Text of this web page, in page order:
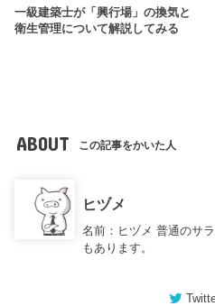
一級建築士が「興行場」の換気と
衛生管理について解説してみる
ABOUT この記事をかいた人
ヒヅメ
名前：ヒヅメ 普通のサ
もあります。